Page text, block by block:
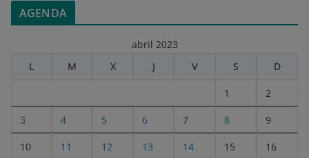
AGENDA
abril 2023
L
M X J V S D
1 2
3 4 5 6 7 8 9
10 11 12 13 14 15 16